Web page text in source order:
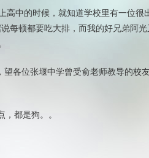
高中的时候，就知道学校里有一位很
每顿都要吃大排，而我的好兄弟阿光
各位张堰中学曾受俞老师教导的校
都是狗。。